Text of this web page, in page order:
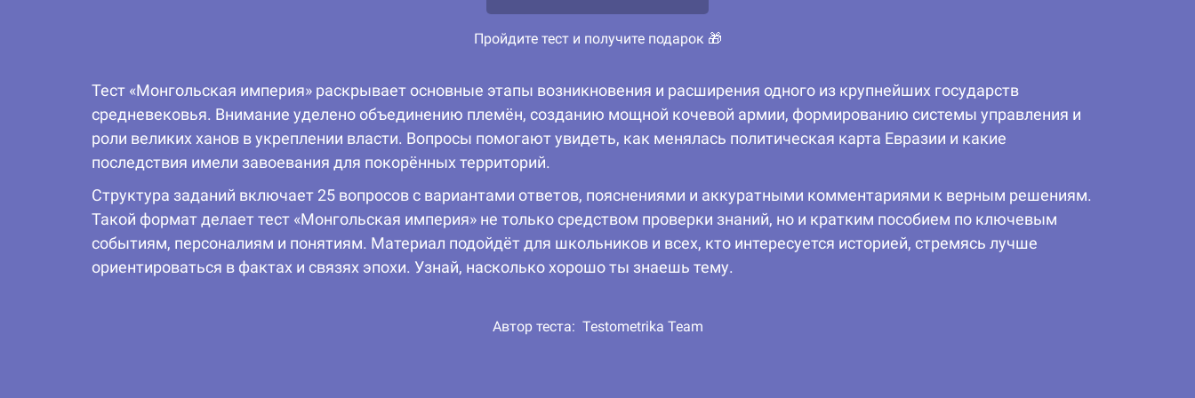
Пройдите тест и получите подарок 🎁
Тест «Монгольская империя» раскрывает основные этапы возникновения и расширения одного из крупнейших государств
средневековья. Внимание уделено объединению племён, созданию мощной кочевой армии, формированию системы управления и
роли великих ханов в укреплении власти. Вопросы помогают увидеть, как менялась политическая карта Евразии и какие
последствия имели завоевания для покорённых территорий.
Структура заданий включает 25 вопросов с вариантами ответов, пояснениями и аккуратными комментариями к верным решениям.
Такой формат делает тест «Монгольская империя» не только средством проверки знаний, но и кратким пособием по ключевым
событиям, персоналиям и понятиям. Материал подойдёт для школьников и всех, кто интересуется историей, стремясь лучше
ориентироваться в фактах и связях эпохи. Узнай, насколько хорошо ты знаешь тему.
Автор теста: Testometrika Team